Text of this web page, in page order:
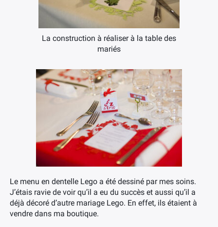
La construction à réaliser à la table des
mariés
Le menu en dentelle Lego a été dessiné par mes soins.
J’étais ravie de voir qu’il a eu du succès et aussi qu’il a
déjà décoré d’autre mariage Lego. En effet, ils étaient à
vendre dans ma boutique.